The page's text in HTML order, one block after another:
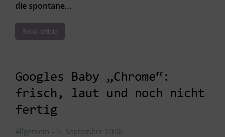
die spontane…
Read article
Googles Baby „Chrome“:
frisch, laut und noch nicht
fertig
Allgemein 5. September 2008